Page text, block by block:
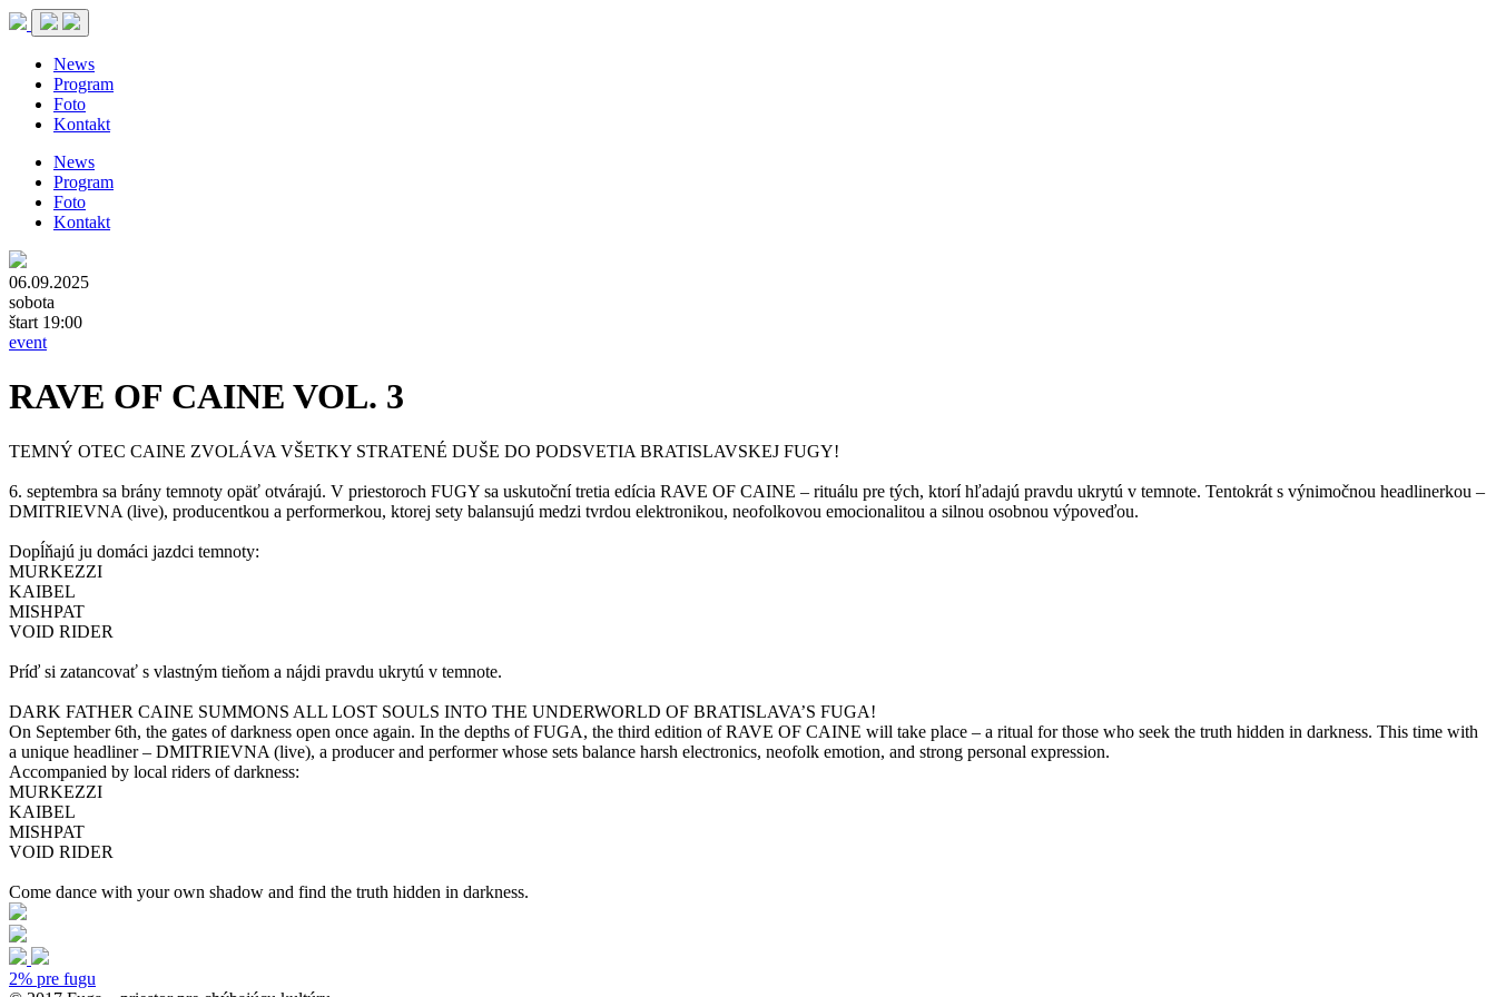
News
Program
Foto
Kontakt
News
Program
Foto
Kontakt
06.09.2025
sobota
štart 19:00
event
RAVE OF CAINE VOL. 3
TEMNÝ OTEC CAINE ZVOLÁVA VŠETKY STRATENÉ DUŠE DO PODSVETIA BRATISLAVSKEJ FUGY!
6. septembra sa brány temnoty opäť otvárajú. V priestoroch FUGY sa uskutoční tretia edícia RAVE OF CAINE – rituálu pre tých, ktorí hľadajú pravdu ukrytú v temnote. Tentokrát s výnimočnou headlinerkou –
DMITRIEVNA (live), producentkou a performerkou, ktorej sety balansujú medzi tvrdou elektronikou, neofolkovou emocionalitou a silnou osobnou výpoveďou.
Dopĺňajú ju domáci jazdci temnoty:
MURKEZZI
KAIBEL
MISHPAT
VOID RIDER
Príď si zatancovať s vlastným tieňom a nájdi pravdu ukrytú v temnote.
DARK FATHER CAINE SUMMONS ALL LOST SOULS INTO THE UNDERWORLD OF BRATISLAVA’S FUGA!
On September 6th, the gates of darkness open once again. In the depths of FUGA, the third edition of RAVE OF CAINE will take place – a ritual for those who seek the truth hidden in darkness. This time with
a unique headliner – DMITRIEVNA (live), a producer and performer whose sets balance harsh electronics, neofolk emotion, and strong personal expression.
Accompanied by local riders of darkness:
MURKEZZI
KAIBEL
MISHPAT
VOID RIDER
Come dance with your own shadow and find the truth hidden in darkness.
2% pre fugu